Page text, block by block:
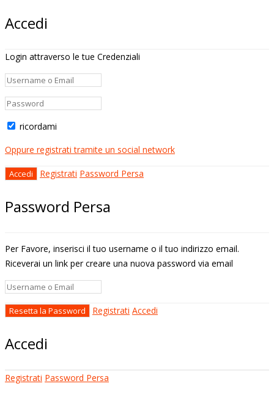
Accedi
Login attraverso le tue Credenziali
ricordami
Oppure registrati tramite un social network
Registrati Password Persa
Password Persa
Per Favore, inserisci il tuo username o il tuo indirizzo email.
Riceverai un link per creare una nuova password via email
Registrati Accedi
Accedi
Registrati Password Persa